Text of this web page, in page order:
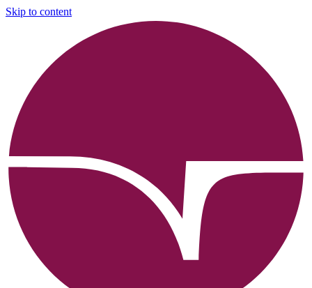
Skip to content